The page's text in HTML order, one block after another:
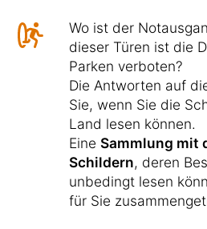
Wo ist der
dieser Türen ist die
Parken verboten?
Die Antworten auf
Sie, wenn Sie die
Land lesen können.
Eine Sammlung mit
Schildern, deren
unbedingt lesen
für Sie